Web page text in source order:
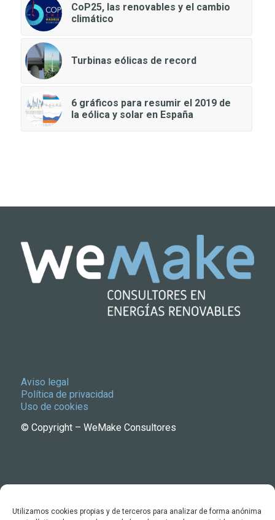
Utilizamos cookies propias y de terceros para analizar de forma anónima
CoP25, las renovables y el cambio
climático
Turbinas eólicas de record
6 gráficos para resumir el 2019 de
la eólica y solar en España
Aviso legal
Política de privacidad
Uso de cookies
© Copyright – WeMake Consultores